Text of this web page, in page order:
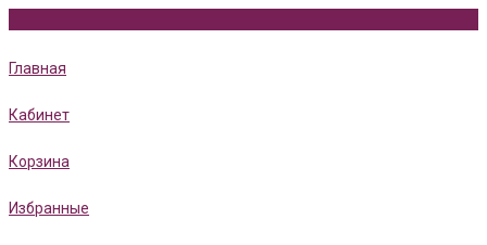
Главная
Кабинет
Корзина
Избранные